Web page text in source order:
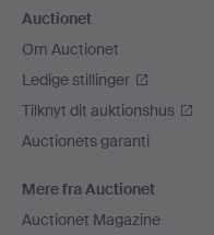
Auctionet
Om Auctionet
Ledige stillinger
Tilknyt dit auktionshus
Auctionets garanti
Mere fra Auctionet
Auctionet Magazine